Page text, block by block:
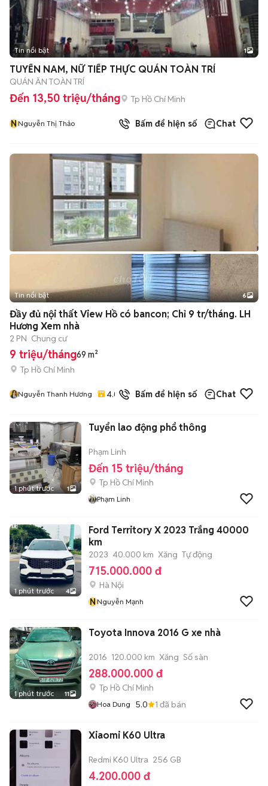
Tin nổi bật 1
TUYỂN NAM, NỮ TIẾP THỰC QUÁN TOÀN TRÍ
QUÁN ĂN TOÀN TRÍ
Đến 13,50 triệu/tháng Tp Hồ Chí Minh
NNguyễn Thị Thảo Bấm để hiện số Chat
+2
Tin nổi bật 6
Đầy đủ nội thất View Hồ có bancon; Chỉ 9 tr/tháng. LH
Hương Xem nhà
2 PN Chung cư
9 triệu/tháng69 m²
Tp Hồ Chí Minh
Nguyễn Thanh Hương 4.0 Bấm để hiện số Chat
1 phút trước 1
Tuyển lao động phổ thông
Phạm Linh
Đến 15 triệu/tháng
Tp Hồ Chí Minh
Phạm Linh
1 phút trước 4
Ford Territory X 2023 Trắng 40000
km
2023 40.000 km Xăng Tự động
715.000.000 đ
Hà Nội
NNguyễn Mạnh
1 phút trước 11
Toyota Innova 2016 G xe nhà
2016 120.000 km Xăng Số sàn
288.000.000 đ
Tp Hồ Chí Minh
Hoa Dung 5.0 1 đã bán
Xiaomi K60 Ultra
Redmi K60 Ultra 256 GB
4.200.000 đ